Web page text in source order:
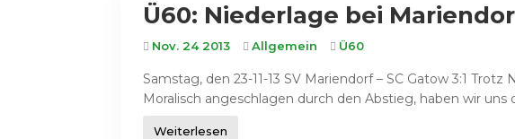
Ü60: Niederlage bei
Nov. 24 2013 Allgemein Ü60
Samstag, den 23-11-13 SV Mariendorf – SC Gatow 3:1
Moralisch angeschlagen durch den Abstieg, haben wir
Weiterlesen